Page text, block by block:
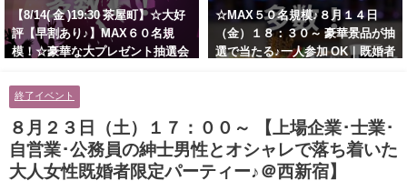
【8/14( 金 )19:30 茶屋町】☆大好
評【早割あり♪】MAX６０名規
模！☆豪華な大プレゼント抽選会
男性とオシャレ好きで落ち着いた
大人女性の既婚者限定ビッグパー
ティー♪＠茶屋町】
☆MAX５０名規模♪８月１４日
（金）１８：３０～ 豪華景品が抽
選で当たる♪一人参加 OK｜既婚者
女性の既婚者限定ビッグパーティ
ー♪＠池袋】
終了イベント
８月２３日（土）１７：００～ 【上場企業･士業･
自営業･公務員の紳士男性とオシャレで落ち着いた
大人女性既婚者限定パーティー♪＠西新宿】